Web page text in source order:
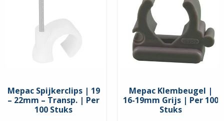
UV-bestendig
Food Contact Material
Mepac Spijkerclips | 19
– 22mm – Transp. | Per
100 Stuks
Mepac Klembeugel |
16-19mm Grijs | Per 100
Stuks